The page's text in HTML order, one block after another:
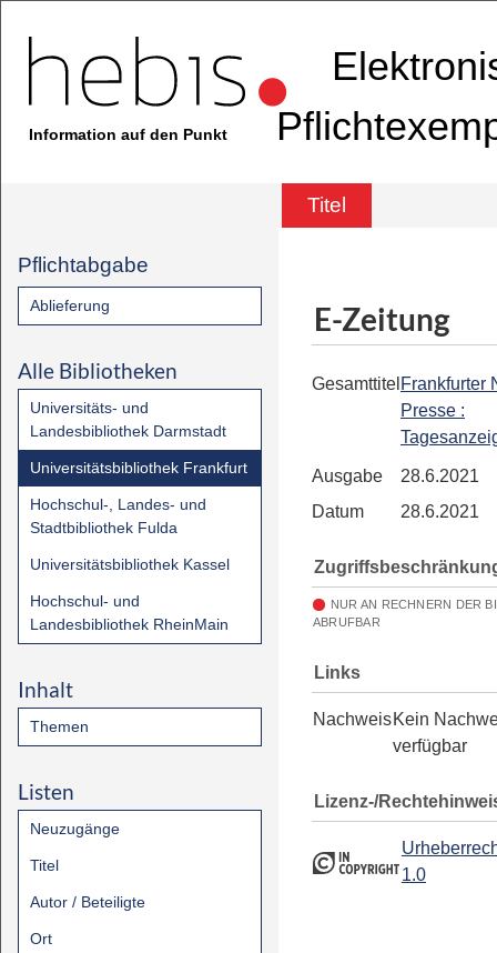
Information auf den Punkt
Titel
Pflichtabgabe
Ablieferung
Alle Bibliotheken
Universitäts- und
Landesbibliothek Darmstadt
Universitätsbibliothek Frankfurt
Hochschul-, Landes- und
Stadtbibliothek Fulda
Universitätsbibliothek Kassel
Hochschul- und
Landesbibliothek RheinMain
Inhalt
Themen
Listen
Neuzugänge
Titel
Autor / Beteiligte
Ort
E-Zeitung
Gesamttitel Frankfurter
Presse :
Ausgabe
28.6.2021
Datum
28.6.2021
NUR AN RECHNERN DER
ABRUFBAR
Links
NachweisKein
verfügbar
Lizenz-/
1.0